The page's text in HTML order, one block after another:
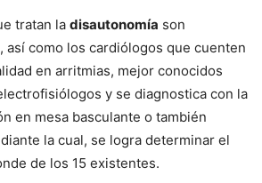
tratan la disautonomía son
así como los cardiólogos que cuenten
en arritmias, mejor conocidos
y se diagnostica con la
en mesa basculante o también
la cual, se logra determinar el
de los 15 existentes.